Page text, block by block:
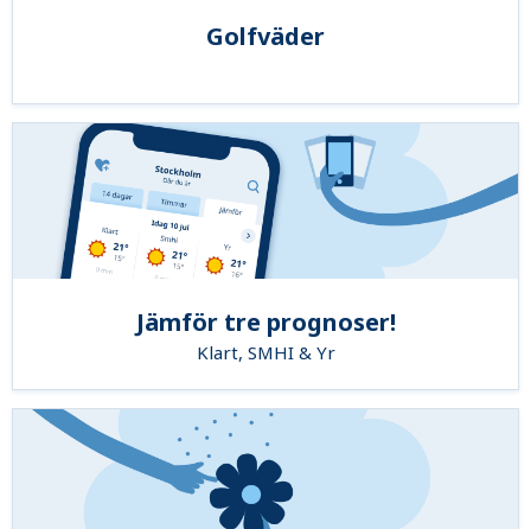
Golfväder
Jämför tre prognoser!
Klart, SMHI & Yr